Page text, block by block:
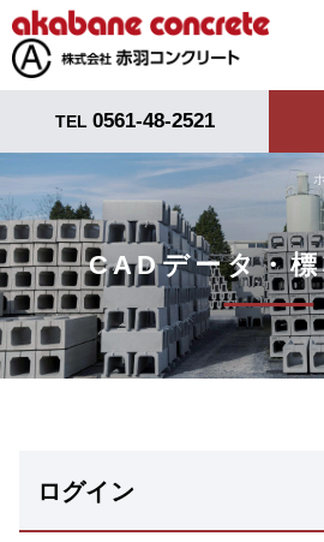
TEL 0561-48-2521
CADデータ・
ログイン